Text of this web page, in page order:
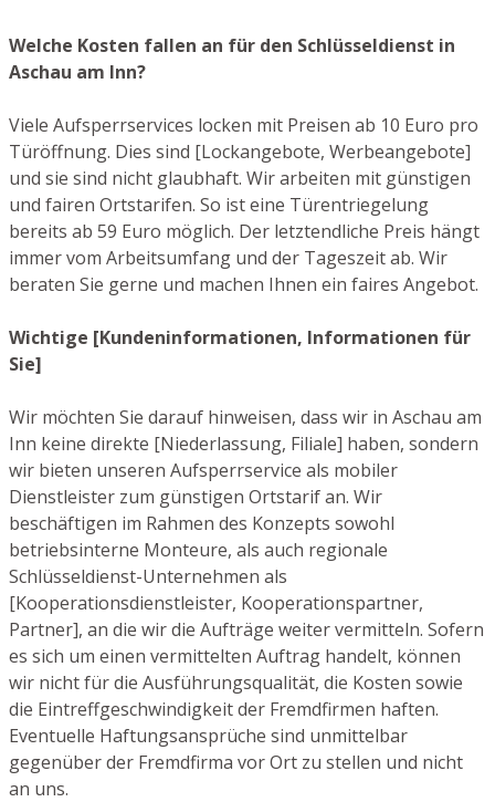
Welche Kosten fallen an für den Schlüsseldienst in
Aschau am Inn?
Viele Aufsperrservices locken mit Preisen ab 10 Euro pro
Türöffnung. Dies sind [Lockangebote, Werbeangebote]
und sie sind nicht glaubhaft. Wir arbeiten mit günstigen
und fairen Ortstarifen. So ist eine Türentriegelung
bereits ab 59 Euro möglich. Der letztendliche Preis hängt
immer vom Arbeitsumfang und der Tageszeit ab. Wir
beraten Sie gerne und machen Ihnen ein faires Angebot.
Wichtige [Kundeninformationen, Informationen für
Sie]
Wir möchten Sie darauf hinweisen, dass wir in Aschau am
Inn keine direkte [Niederlassung, Filiale] haben, sondern
wir bieten unseren Aufsperrservice als mobiler
Dienstleister zum günstigen Ortstarif an. Wir
beschäftigen im Rahmen des Konzepts sowohl
betriebsinterne Monteure, als auch regionale
Schlüsseldienst-Unternehmen als
[Kooperationsdienstleister, Kooperationspartner,
Partner], an die wir die Aufträge weiter vermitteln. Sofern
es sich um einen vermittelten Auftrag handelt, können
wir nicht für die Ausführungsqualität, die Kosten sowie
die Eintreffgeschwindigkeit der Fremdfirmen haften.
Eventuelle Haftungsansprüche sind unmittelbar
gegenüber der Fremdfirma vor Ort zu stellen und nicht
an uns.